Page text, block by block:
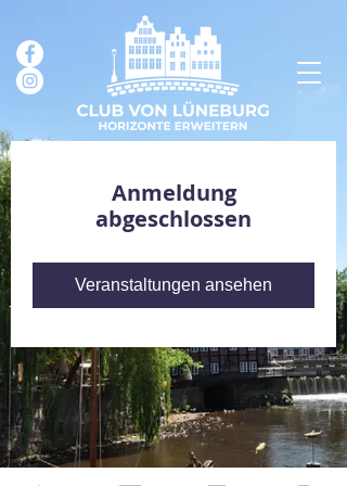
Anmeldung
abgeschlossen
Veranstaltungen ansehen